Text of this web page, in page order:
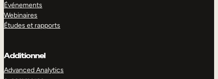
Événements
Webinaires
Études et rapports
Additionnel
Advanced Analytics